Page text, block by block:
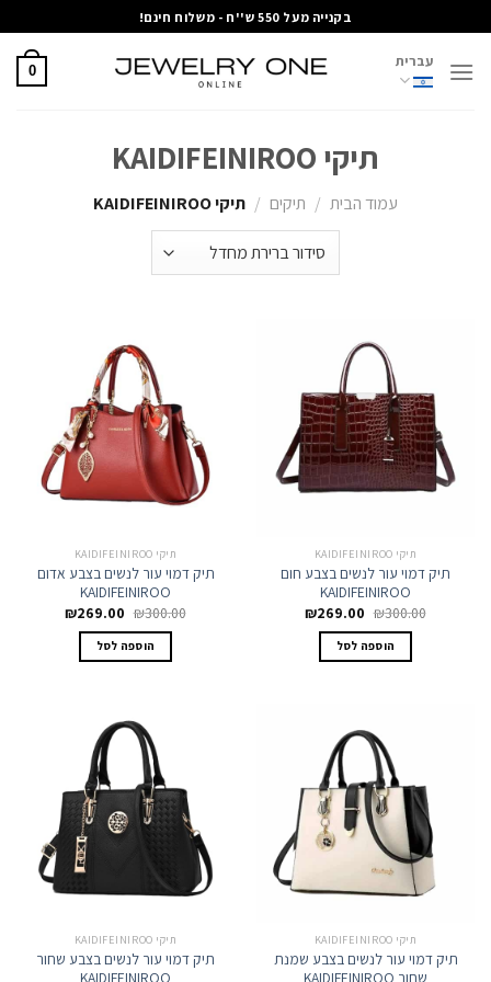
to
content
בקנייה מעל 550 ש''ח - משלוח חינם!
עברית
0
תיקי KAIDIFEINIROO
עמוד הבית / תיקים / תיקי KAIDIFEINIROO
תיקי KAIDIFEINIROO
תיק דמוי עור לנשים בצבע חום
KAIDIFEINIROO
₪300.00 המחיר
היה:
₪300.00.
₪269.00 המחיר
הוספה לסל
תיקי KAIDIFEINIROO
תיק דמוי עור לנשים בצבע אדום
KAIDIFEINIROO
₪300.00 המחיר
היה:
₪300.00.
₪269.00 המחיר
הוספה לסל
תיקי KAIDIFEINIROO
תיק דמוי עור לנשים בצבע שמנת
שחור KAIDIFEINIROO
תיקי KAIDIFEINIROO
תיק דמוי עור לנשים בצבע שחור
KAIDIFEINIROO